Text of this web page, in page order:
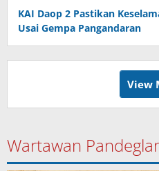
KAI Daop 2 Pastikan
Usai Gempa Pangandaran
View
Wartawan